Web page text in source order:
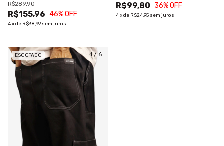
R$155,96
R$289,90
46% OFF
4xde R$38,99 sem juros
R$99,80 36% OFF
4xde R$24,95 sem juros
1/6
ESGOTADO